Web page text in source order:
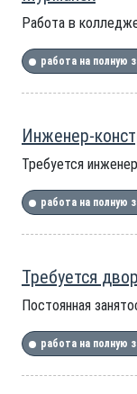
Работа в
работа на полную
Инженер-
Требуется инженер
работа на полную
Требуется
Постоянная
работа на полную